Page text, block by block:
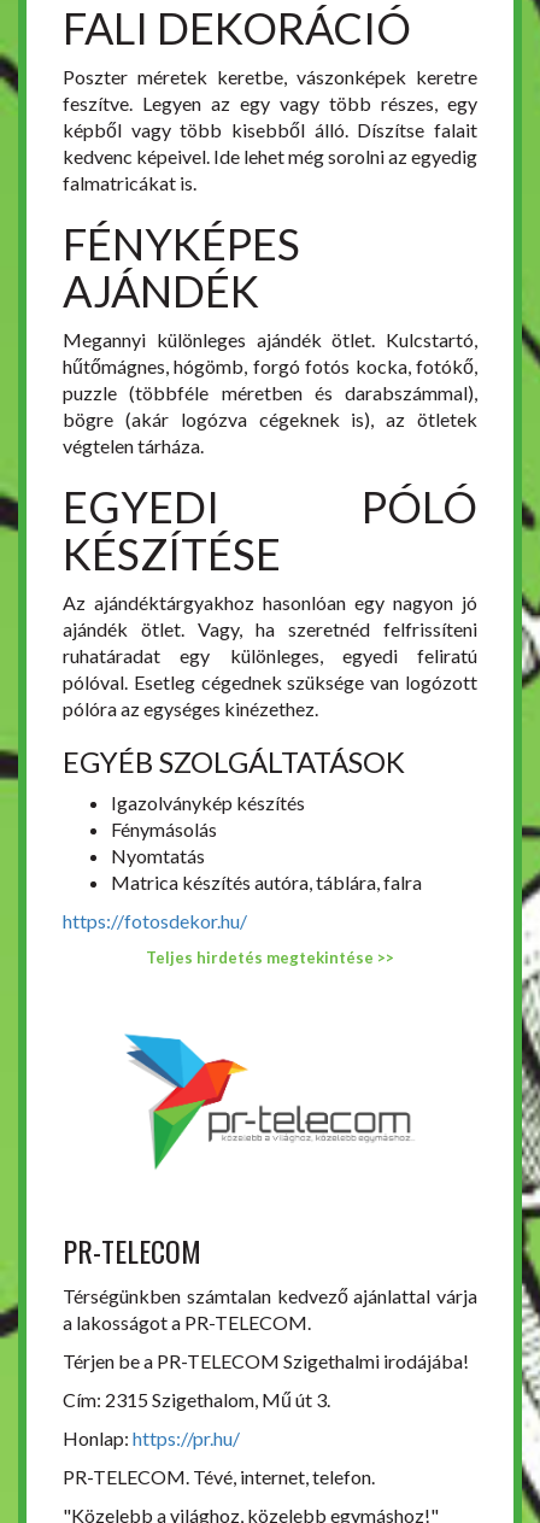
FALI DEKORÁCIÓ
Poszter méretek keretbe, vászonképek keretre
feszítve. Legyen az egy vagy több részes, egy
képből vagy több kisebből álló. Díszítse falait
kedvenc képeivel. Ide lehet még sorolni az egyedig
falmatricákat is.
FÉNYKÉPES
AJÁNDÉK
Megannyi különleges ajándék ötlet. Kulcstartó,
hűtőmágnes, hógömb, forgó fotós kocka, fotókő,
puzzle (többféle méretben és darabszámmal),
bögre (akár logózva cégeknek is), az ötletek
végtelen tárháza.
EGYEDI PÓLÓ
KÉSZÍTÉSE
Az ajándéktárgyakhoz hasonlóan egy nagyon jó
ajándék ötlet. Vagy, ha szeretnéd felfrissíteni
ruhatáradat egy különleges, egyedi feliratú
pólóval. Esetleg cégednek szüksége van logózott
pólóra az egységes kinézethez.
EGYÉB SZOLGÁLTATÁSOK
Igazolványkép készítés
Fénymásolás
Nyomtatás
Matrica készítés autóra, táblára, falra
https://fotosdekor.hu/
Teljes hirdetés megtekintése >>
PR-TELECOM
Térségünkben számtalan kedvező ajánlattal várja
a lakosságot a PR-TELECOM.
Térjen be a PR-TELECOM Szigethalmi irodájába!
Cím: 2315 Szigethalom, Mű út 3.
Honlap: https://pr.hu/
PR-TELECOM. Tévé, internet, telefon.
"Közelebb a világhoz, közelebb egymáshoz!"